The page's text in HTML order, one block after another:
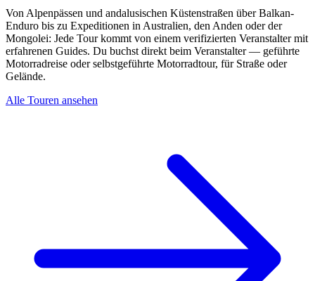
Von Alpenpässen und andalusischen Küstenstraßen über Balkan-
Enduro bis zu Expeditionen in Australien, den Anden oder der
Mongolei: Jede Tour kommt von einem verifizierten Veranstalter mit
erfahrenen Guides. Du buchst direkt beim Veranstalter — geführte
Motorradreise oder selbstgeführte Motorradtour, für Straße oder
Gelände.
Alle Touren ansehen